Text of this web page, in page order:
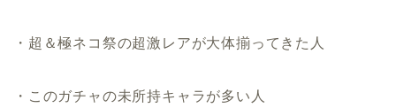
・超＆極ネコ祭の超激レアが大体揃ってきた人
・このガチャの未所持キャラが多い人